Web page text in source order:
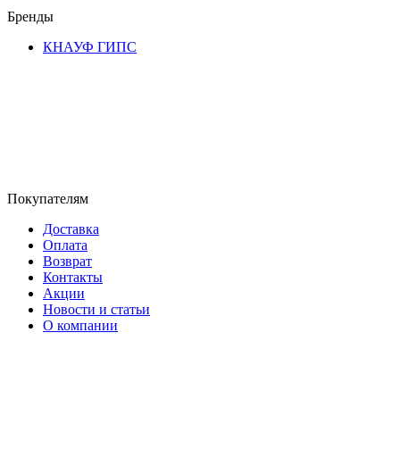
Бренды
КНАУФ ГИПС
Покупателям
Доставка
Оплата
Возврат
Контакты
Акции
Новости и статьи
О компании